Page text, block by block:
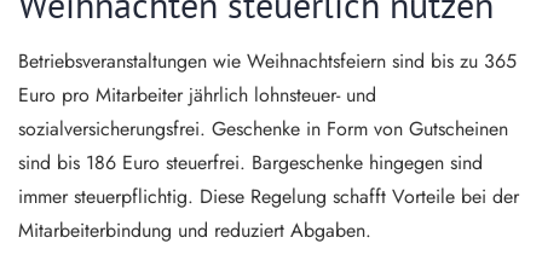
Betriebsveranstaltungen wie Weihnachtsfeiern sind bis zu 365
Euro pro Mitarbeiter jährlich lohnsteuer- und
sozialversicherungsfrei. Geschenke in Form von Gutscheinen
sind bis 186 Euro steuerfrei. Bargeschenke hingegen sind
immer steuerpflichtig. Diese Regelung schafft Vorteile bei der
Mitarbeiterbindung und reduziert Abgaben.